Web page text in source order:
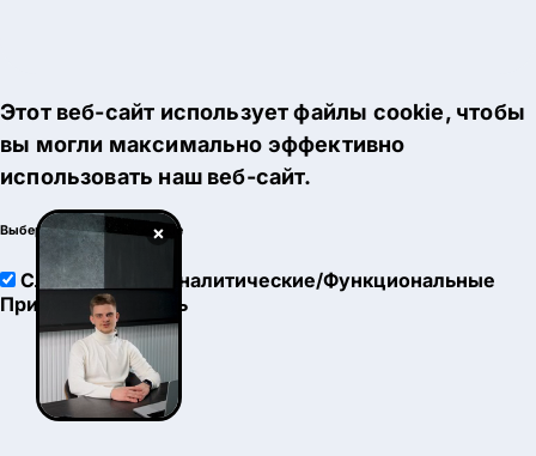
×
Этот веб-сайт использует файлы cookie, чтобы
вы могли максимально эффективно
использовать наш веб-сайт.
Выберите настройки cookie
Служебные
Аналитические/Функциональные
Принять
Настроить